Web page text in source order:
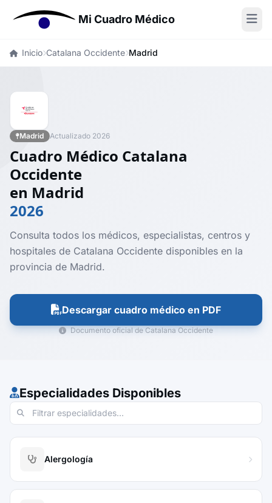
Mi Cuadro Médico
Inicio Catalana Occidente Madrid
Madrid Actualizado 2026
Cuadro Médico Catalana
Occidente
en Madrid
2026
Consulta todos los médicos, especialistas, centros y
hospitales de Catalana Occidente disponibles en la
provincia de Madrid.
Descargar cuadro médico en PDF
Documento oficial de Catalana Occidente
Especialidades Disponibles
Alergología